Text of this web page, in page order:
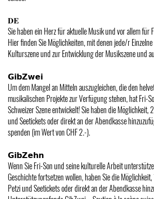
𝐃𝐄
Sie haben ein Herz für aktuelle Musik und vor allem für
Hier finden Sie Möglichkeiten, mit denen jede/r
Kulturszene und zur Entwicklung der Musikszene und
𝗚𝗶𝗯𝗭𝘄𝗲𝗶
Um dem Mangel an Mitteln auszugleichen, die den
musikalischen Projekte zur Verfügung stehen, hat Fri-
Schweizer Szene entwickelt! Sie haben die
und Seetickets oder direkt an der Abendkasse
spenden (im Wert von CHF 2.-).
𝗚𝗶𝗯𝗭𝗲𝗵𝗻
Wenn Sie Fri-Son und seine kulturelle Arbeit
Geschichte fortsetzen wollen, haben Sie die
Petzi und Seetickets oder direkt an der Abendkasse